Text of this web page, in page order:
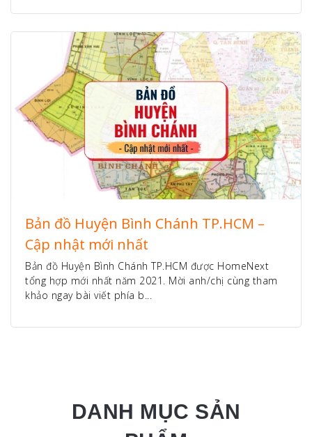
Bản đồ Huyện Bình Chánh TP.HCM –
Cập nhật mới nhất
Bản đồ Huyện Bình Chánh TP.HCM được HomeNext
tổng hợp mới nhất năm 2021. Mời anh/chị cùng tham
khảo ngay bài viết phía b...
DANH MỤC SẢN